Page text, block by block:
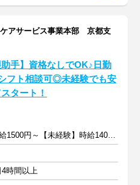
アサービス事業本部 京都支
助手】資格なしでOK♪日勤
フト相談可◎未経験でも安
タート！
【経験者】時給1500円～【未経験】時給1400円～ ※交通費全額
時間以上